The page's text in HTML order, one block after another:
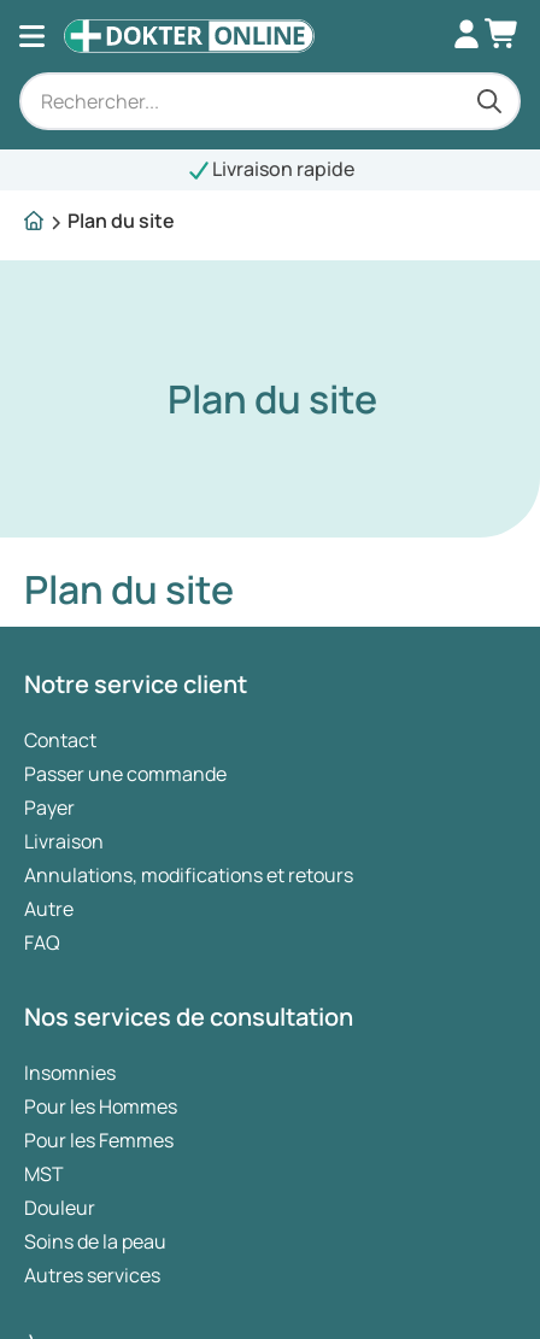
Livraison rapide
Plan du site
Plan du site
Plan du site
Notre service client
Contact
Passer une commande
Payer
Livraison
Annulations, modifications et retours
Autre
FAQ
Nos services de consultation
Insomnies
Pour les Hommes
Pour les Femmes
MST
Douleur
Soins de la peau
Autres services